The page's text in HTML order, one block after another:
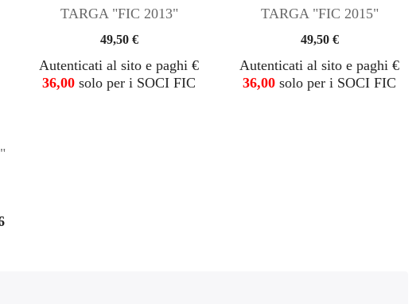
TARGA "FIC 2013"
49,50 €
Autenticati al sito e paghi €
36,00 solo per i SOCI FIC
TARGA "FIC 2015"
49,50 €
Autenticati al sito e paghi €
36,00 solo per i SOCI FIC